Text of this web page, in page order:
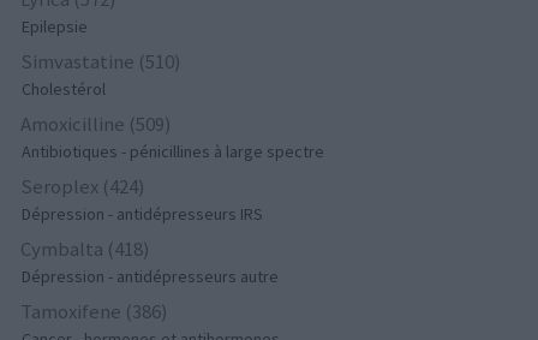
Epilepsie
Simvastatine (510)
Cholestérol
Amoxicilline (509)
Antibiotiques - pénicillines à large spectre
Seroplex (424)
Dépression - antidépresseurs IRS
Cymbalta (418)
Dépression - antidépresseurs autre
Tamoxifene (386)